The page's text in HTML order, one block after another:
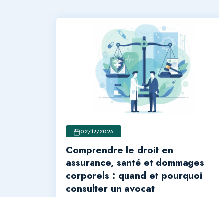
02/12/2025
Comprendre le droit en
assurance, santé et dommages
corporels : quand et pourquoi
consulter un avocat